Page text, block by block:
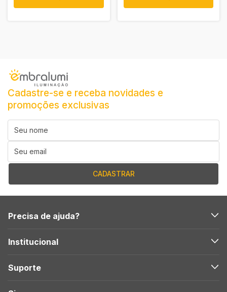
Cadastre-se e receba novidades e
promoções exclusivas
Precisa de ajuda?
Institucional
Suporte